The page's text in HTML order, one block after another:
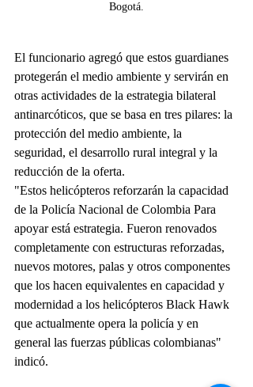
Bogotá.
El funcionario agregó que estos guardianes
protegerán el medio ambiente y servirán en
otras actividades de la estrategia bilateral
antinarcóticos, que se basa en tres pilares: la
protección del medio ambiente, la
seguridad, el desarrollo rural integral y la
reducción de la oferta.
"Estos helicópteros reforzarán la capacidad
de la Policía Nacional de Colombia Para
apoyar está estrategia. Fueron renovados
completamente con estructuras reforzadas,
nuevos motores, palas y otros componentes
que los hacen equivalentes en capacidad y
modernidad a los helicópteros Black Hawk
que actualmente opera la policía y en
general las fuerzas públicas colombianas"
indicó.